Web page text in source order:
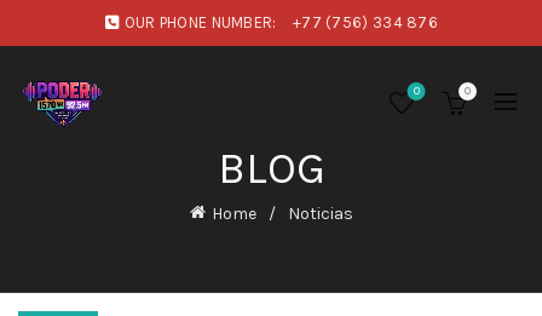
OUR PHONE NUMBER: +77 (756) 334 876
0 0
BLOG
Home Noticias